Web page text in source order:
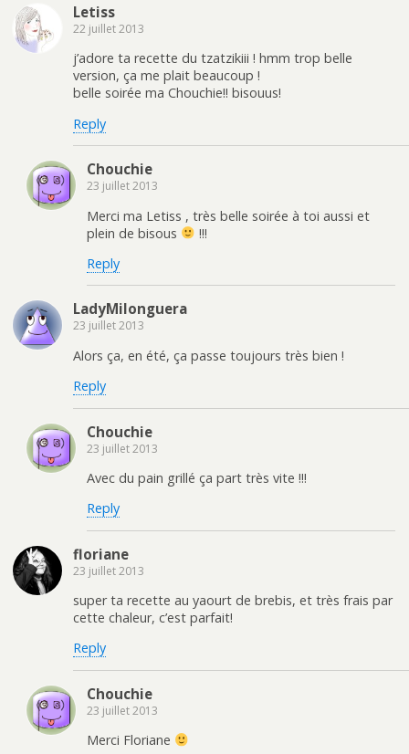
Letiss
22 juillet 2013
j’adore ta recette du tzatzikiii ! hmm trop belle
version, ça me plait beaucoup !
belle soirée ma Chouchie!! bisouus!
Reply
Chouchie
23 juillet 2013
Merci ma Letiss , très belle soirée à toi aussi et
plein de bisous
!!!
Reply
LadyMilonguera
23 juillet 2013
Alors ça, en été, ça passe toujours très bien !
Reply
Chouchie
23 juillet 2013
Avec du pain grillé ça part très vite !!!
Reply
floriane
23 juillet 2013
super ta recette au yaourt de brebis, et très frais par
cette chaleur, c’est parfait!
Reply
Chouchie
23 juillet 2013
Merci Floriane